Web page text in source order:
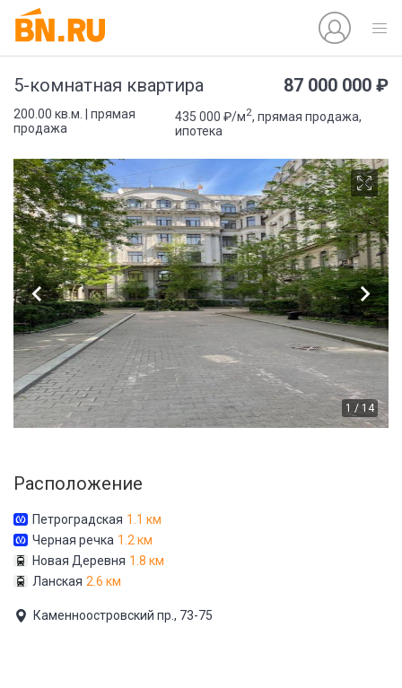
5-комнатная квартира 87 000 000 ₽
200.00 кв.м. | прямая
продажа
435 000 ₽/м2, прямая продажа,
ипотека
1 / 14
Расположение
Петроградская 1.1 км
Черная речка 1.2 км
Новая Деревня 1.8 км
Ланская 2.6 км
Каменноостровский пр., 73-75